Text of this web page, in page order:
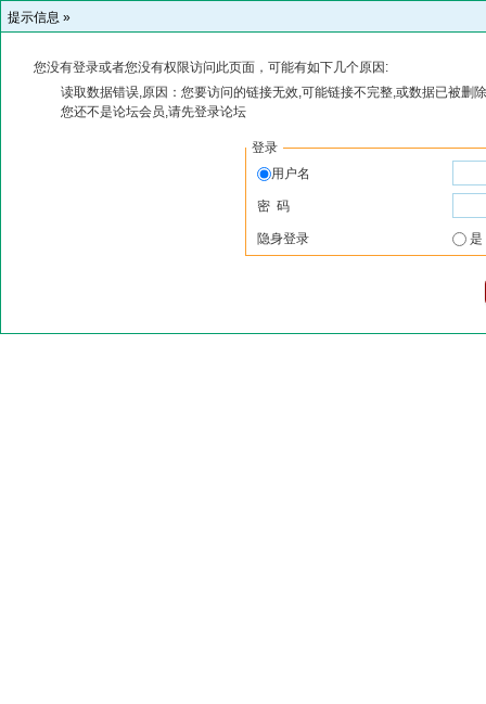
提示信息 »
您没有登录或者您没有权限访问此页面，可能有如下几个原因:
读取数据错误,原因：您要访问的链接无效,可能链接不完整,或数据已被删
您还不是论坛会员,请先登录论坛
登录
用户名
密 码
隐身登录